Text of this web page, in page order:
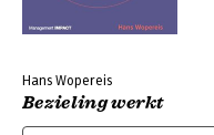
Hans Wopereis
Bezieling werkt